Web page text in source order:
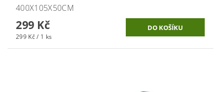
400X105X50CM
299 Kč
299 Kč / 1 ks